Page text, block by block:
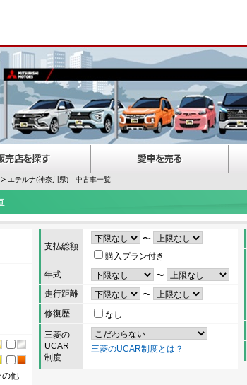
エテルナ(神奈川県) 中古車一覧
の他
支払総額
〜
購入プラン付き
年式
〜
走行距離
〜
修復歴
なし
三菱の
UCAR
制度
三菱のUCAR制度とは？